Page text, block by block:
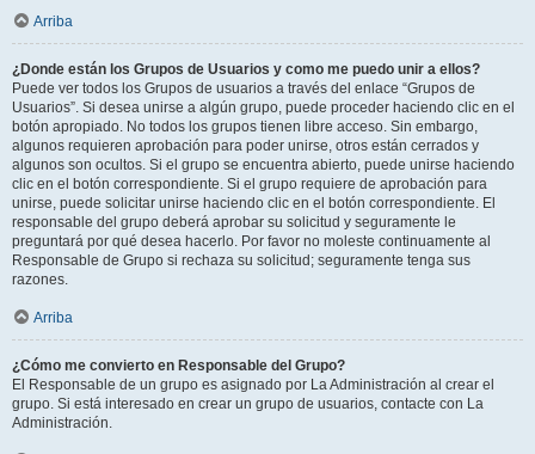
Arriba
¿Donde están los Grupos de Usuarios y como me puedo unir a ellos?
Puede ver todos los Grupos de usuarios a través del enlace “Grupos de
Usuarios”. Si desea unirse a algún grupo, puede proceder haciendo clic en el
botón apropiado. No todos los grupos tienen libre acceso. Sin embargo,
algunos requieren aprobación para poder unirse, otros están cerrados y
algunos son ocultos. Si el grupo se encuentra abierto, puede unirse haciendo
clic en el botón correspondiente. Si el grupo requiere de aprobación para
unirse, puede solicitar unirse haciendo clic en el botón correspondiente. El
responsable del grupo deberá aprobar su solicitud y seguramente le
preguntará por qué desea hacerlo. Por favor no moleste continuamente al
Responsable de Grupo si rechaza su solicitud; seguramente tenga sus
razones.
Arriba
¿Cómo me convierto en Responsable del Grupo?
El Responsable de un grupo es asignado por La Administración al crear el
grupo. Si está interesado en crear un grupo de usuarios, contacte con La
Administración.